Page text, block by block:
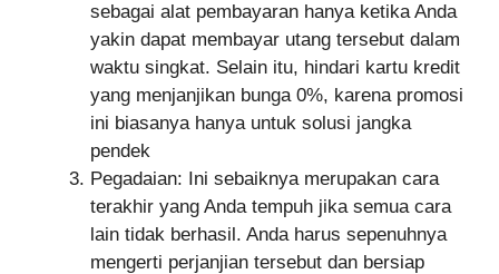
sebagai alat pembayaran hanya ketika Anda
yakin dapat membayar utang tersebut dalam
waktu singkat. Selain itu, hindari kartu kredit
yang menjanjikan bunga 0%, karena promosi
ini biasanya hanya untuk solusi jangka
pendek
Pegadaian: Ini sebaiknya merupakan cara
terakhir yang Anda tempuh jika semua cara
lain tidak berhasil. Anda harus sepenuhnya
mengerti perjanjian tersebut dan bersiap